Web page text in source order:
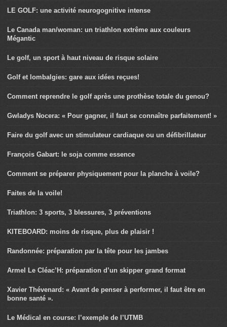
LE GOLF: une activité neurogognitive intense
Le Canada man/woman: un triathlon extrême aux couleurs
Mégantic
Le golf, un sport à haut niveau de risque solaire
Golf et lombalgies: gare aux idées reçues!
Comment reprendre le golf après une prothèse totale du genou?
Gwladys Nocera: « Pour gagner, il faut se connaître parfaitement! »
Faire du golf avec un stimulateur cardiaque ou un défibrillateur
François Gabart: le soja comme essence
Comment se préparer physiquement pour la planche à voile?
Faites de la voile!
Triathlon: 3 sports, 3 blessures, 3 préventions
KITEBOARD: moins de risque, plus de plaisir !
Randonnée: préparation par la tête pour les jambes
Armel Le Cléac’H: préparation d’un skipper grand format
Xavier Thévenard: « Avant de penser à performer, il faut être en
bonne santé ».
Le Médical en course: l’exemple de l’UTMB